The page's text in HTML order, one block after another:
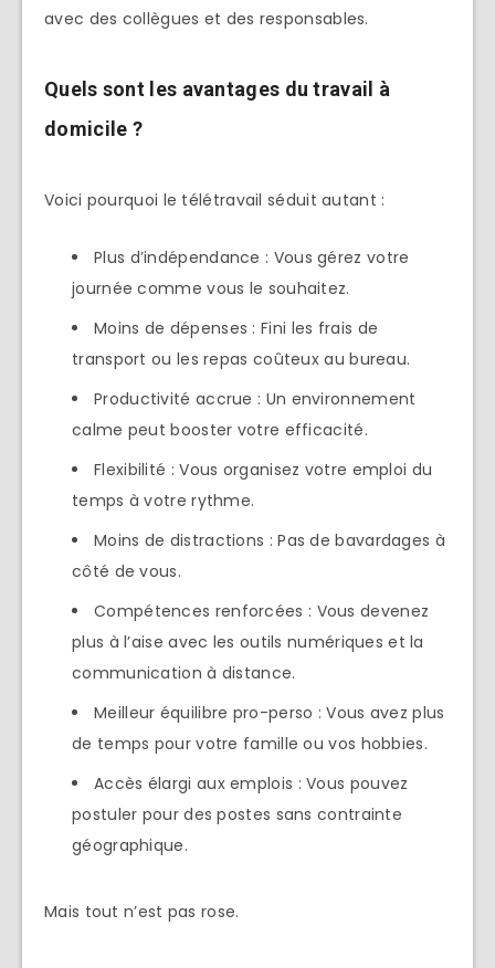
avec des collègues et des responsables.
Quels sont les avantages du travail à
domicile ?
Voici pourquoi le télétravail séduit autant :
Plus d’indépendance : Vous gérez votre
journée comme vous le souhaitez.
Moins de dépenses : Fini les frais de
transport ou les repas coûteux au bureau.
Productivité accrue : Un environnement
calme peut booster votre efficacité.
Flexibilité : Vous organisez votre emploi du
temps à votre rythme.
Moins de distractions : Pas de bavardages à
côté de vous.
Compétences renforcées : Vous devenez
plus à l’aise avec les outils numériques et la
communication à distance.
Meilleur équilibre pro-perso : Vous avez plus
de temps pour votre famille ou vos hobbies.
Accès élargi aux emplois : Vous pouvez
postuler pour des postes sans contrainte
géographique.
Mais tout n’est pas rose.